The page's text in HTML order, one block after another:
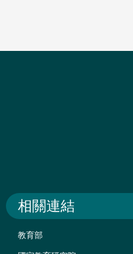
相關連結
教育部